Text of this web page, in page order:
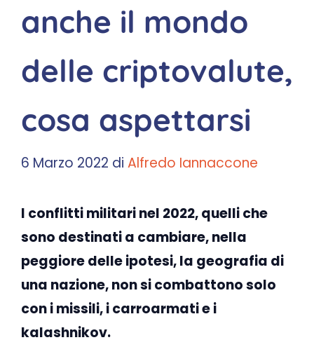
anche il mondo
delle criptovalute,
cosa aspettarsi
6 Marzo 2022 di Alfredo Iannaccone
I conflitti militari nel 2022, quelli che
sono destinati a cambiare, nella
peggiore delle ipotesi, la geografia di
una nazione, non si combattono solo
con i missili, i carroarmati e i
kalashnikov.